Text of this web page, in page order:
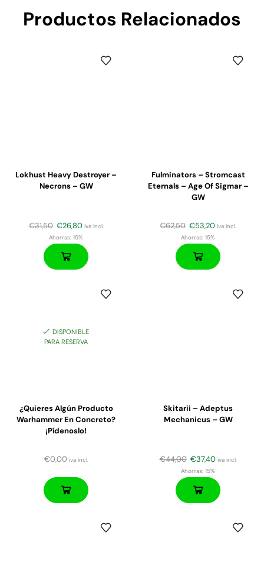
Productos Relacionados
Lokhust Heavy Destroyer –
Necrons – GW
€31,50 €26,80 iva incl.
Ahorras: 15%
Fulminators – Stromcast
Eternals – Age Of Sigmar –
GW
€62,50 €53,20 iva incl.
Ahorras: 15%
DISPONIBLE
PARA RESERVA
¿Quieres Algún Producto
Warhammer En Concreto?
¡Pídenoslo!
€0,00 iva incl.
Skitarii – Adeptus
Mechanicus – GW
€44,00 €37,40 iva incl.
Ahorras: 15%